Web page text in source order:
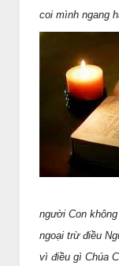
coi mình ngang
người Con
ngoại trừ điều
vì điều gì Chúa